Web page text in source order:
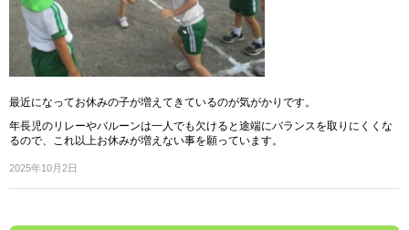
最近になってお休みの子が増えてきているのが気がかりです。
年長児のリレーやバルーンは一人でも欠けると途端にバランスを取りにくくな
るので、これ以上お休みが増えない事を願っています。
2025年10月2日